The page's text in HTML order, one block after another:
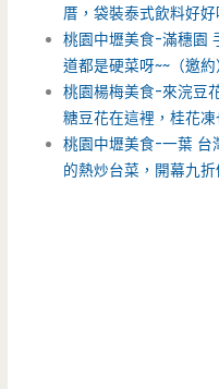
厝，袋裝泰式飲料好好
桃園中壢美食-滿穗園
道都是硬菜呀~~（邀約
桃園楊梅美食-來浣豆
糖豆花在這裡，桂花
桃園中壢美食-一葉
的熱炒台菜，開幕九折